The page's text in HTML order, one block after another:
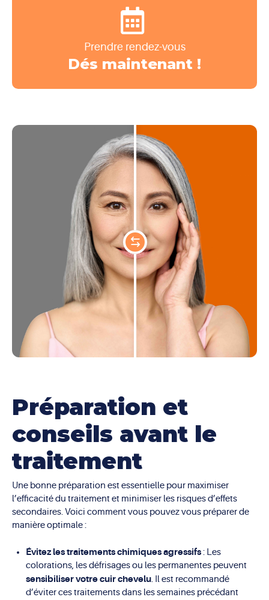
Prendre rendez-vous
Dés maintenant !
Préparation et
conseils avant le
traitement
Une bonne préparation est essentielle pour maximiser
l’efficacité du traitement et minimiser les risques d’effets
secondaires. Voici comment vous pouvez vous préparer de
manière optimale :
Évitez les traitements chimiques agressifs: Les
colorations, les défrisages ou les permanentes peuvent
sensibiliser votre cuir chevelu. Il est recommandé
d’éviter ces traitements dans les semaines précédant